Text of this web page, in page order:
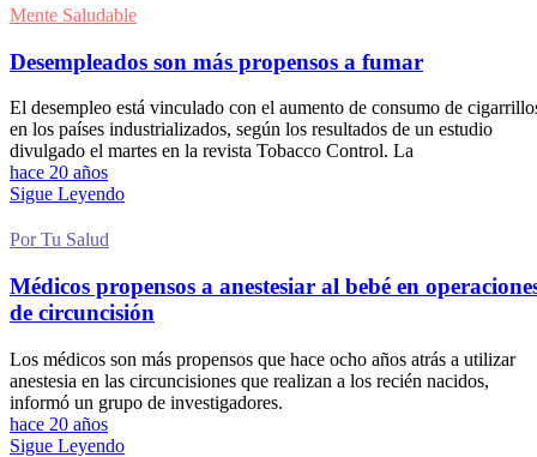
Mente Saludable
Desempleados son más propensos a fumar
El desempleo está vinculado con el aumento de consumo de
en los países industrializados, según los resultados de un estudio
divulgado el martes en la revista Tobacco Control. La
hace 20 años
Sigue Leyendo
Por Tu Salud
Médicos propensos a anestesiar al bebé en
de circuncisión
Los médicos son más propensos que hace ocho años atrás a utilizar
anestesia en las circuncisiones que realizan a los recién nacidos,
informó un grupo de investigadores.
hace 20 años
Sigue Leyendo